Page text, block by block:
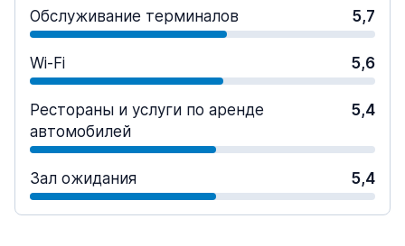
Обслуживание терминалов 5,7
Wi-Fi 5,6
Рестораны и услуги по аренде
автомобилей
5,4
Зал ожидания 5,4